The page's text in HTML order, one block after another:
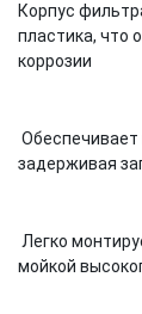
Корпус
пластика, что
коррозии
задерживая
Легко
мойкой